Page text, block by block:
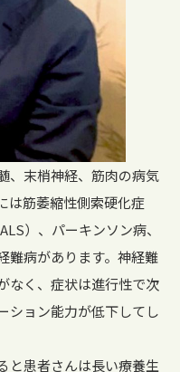
、末梢神経、筋肉の病気
は筋萎縮性側索硬化症
）、パーキンソン病、
難病があります。神経難
なく、症状は進行性で次
ション能力が低下してし
と患者さんは長い療養生